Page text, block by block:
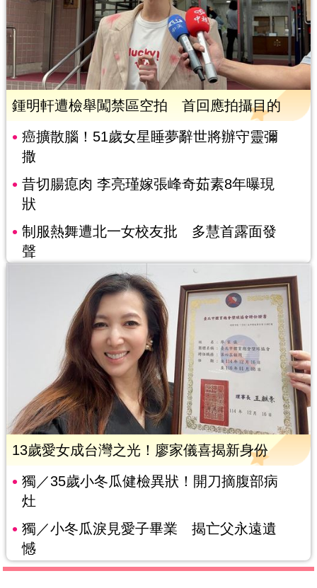
鍾明軒遭檢舉闖禁區空拍 首回應拍攝目的
癌擴散腦！51歲女星睡夢辭世將辦守靈彌
撒
昔切腸瘜肉 李亮瑾嫁張峰奇茹素8年曝現
狀
制服熱舞遭北一女校友批 多慧首露面發
聲
13歲愛女成台灣之光！廖家儀喜揭新身份
獨／35歲小冬瓜健檢異狀！開刀摘腹部病
灶
獨／小冬瓜淚見愛子畢業 揭亡父永遠遺
憾